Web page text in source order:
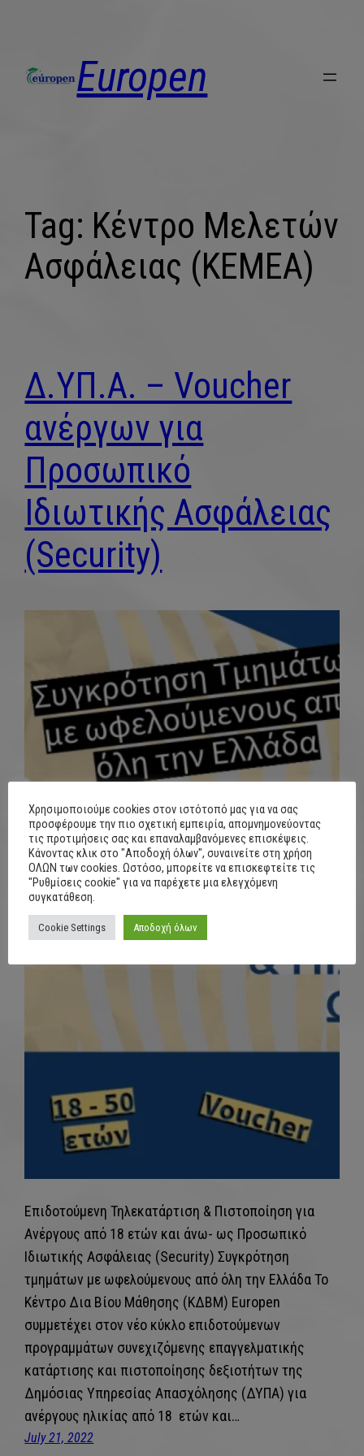
Europen
Tag: Κέντρο Μελετών
Ασφάλειας (ΚΕΜΕΑ)
Δ.ΥΠ.Α. – Voucher
ανέργων για
Προσωπικό
Ιδιωτικής Ασφάλειας
(Security)
Επιδοτούμενη Τηλεκατάρτιση & Πιστοποίηση για
Ανέργους από 18 ετών και άνω- ως Προσωπικό
Ιδιωτικής Ασφάλειας (Security) Συγκρότηση
τμημάτων με ωφελούμενους από όλη την Ελλάδα Το
Κέντρο Δια Βίου Μάθησης (ΚΔΒΜ) Europen
συμμετέχει στον νέο κύκλο επιδοτούμενων
προγραμμάτων συνεχιζόμενης επαγγελματικής
κατάρτισης και πιστοποίησης δεξιοτήτων της
Δημόσιας Υπηρεσίας Απασχόλησης (ΔΥΠΑ) για
ανέργους ηλικίας από 18 ετών και…
July 21, 2022
Χρησιμοποιούμε cookies στον ιστότοπό μας για να σας
προσφέρουμε την πιο σχετική εμπειρία, απομνημονεύοντας
τις προτιμήσεις σας και επαναλαμβανόμενες επισκέψεις.
Κάνοντας κλικ στο "Αποδοχή όλων", συναινείτε στη χρήση
ΟΛΩΝ των cookies. Ωστόσο, μπορείτε να επισκεφτείτε τις
"Ρυθμίσεις cookie" για να παρέχετε μια ελεγχόμενη
συγκατάθεση.
Cookie Settings Αποδοχή όλων